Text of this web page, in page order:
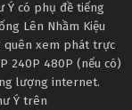
Ý có phụ đề tiếng
Lên Nhầm Kiệu
quên xem phát trực
240P 480P (nếu có)
lượng internet.
Ý trên